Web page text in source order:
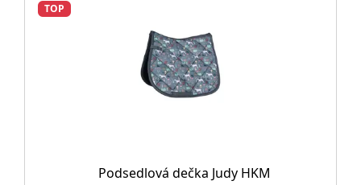
TOP
Podsedlová dečka Judy HKM